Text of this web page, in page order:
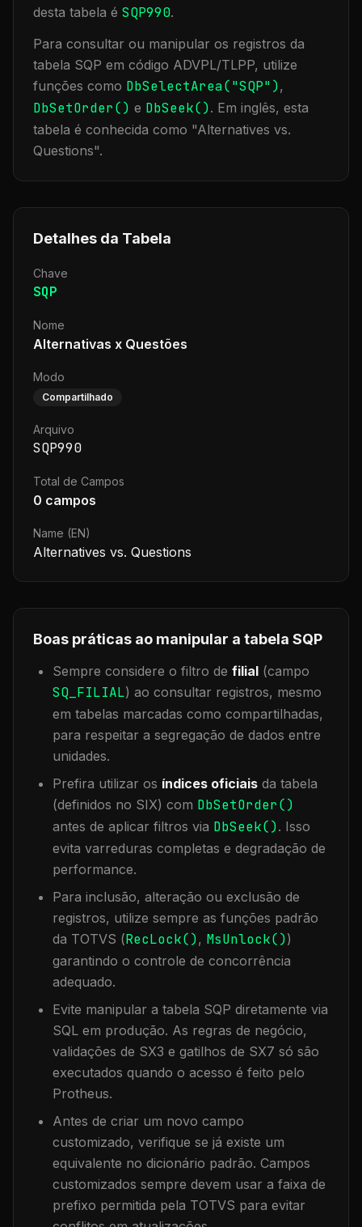
desta tabela é SQP990.
Para consultar ou manipular os registros da
tabela SQP em código ADVPL/TLPP, utilize
funções como DbSelectArea("SQP"),
DbSetOrder() e DbSeek(). Em inglês, esta
tabela é conhecida como "Alternatives vs.
Questions".
Detalhes da Tabela
Chave
SQP
Nome
Alternativas x Questões
Modo
Compartilhado
Arquivo
SQP990
Total de Campos
0 campos
Name (EN)
Alternatives vs. Questions
Boas práticas ao manipular a tabela SQP
Sempre considere o filtro de filial (campo
SQ_FILIAL) ao consultar registros, mesmo
em tabelas marcadas como compartilhadas,
para respeitar a segregação de dados entre
unidades.
Prefira utilizar os índices oficiais da tabela
(definidos no SIX) com DbSetOrder()
antes de aplicar filtros via DbSeek(). Isso
evita varreduras completas e degradação de
performance.
Para inclusão, alteração ou exclusão de
registros, utilize sempre as funções padrão
da TOTVS (RecLock(), MsUnlock())
garantindo o controle de concorrência
adequado.
Evite manipular a tabela SQP diretamente via
SQL em produção. As regras de negócio,
validações de SX3 e gatilhos de SX7 só são
executados quando o acesso é feito pelo
Protheus.
Antes de criar um novo campo
customizado, verifique se já existe um
equivalente no dicionário padrão. Campos
customizados sempre devem usar a faixa de
prefixo permitida pela TOTVS para evitar